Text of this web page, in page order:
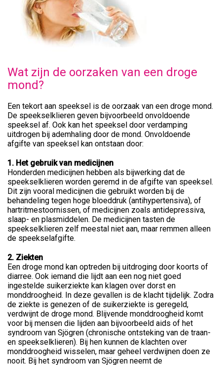
Wat zijn de oorzaken van een droge
mond?
Een tekort aan speeksel is de oorzaak van een droge mond.
De speekselklieren geven bijvoorbeeld onvoldoende
speeksel af. Ook kan het speeksel door verdamping
uitdrogen bij ademhaling door de mond. Onvoldoende
afgifte van speeksel kan ontstaan door:
1. Het gebruik van medicijnen
Honderden medicijnen hebben als bijwerking dat de
speekselklieren worden geremd in de afgifte van speeksel.
Dit zijn vooral medicijnen die gebruikt worden bij de
behandeling tegen hoge bloeddruk (antihypertensiva), of
hartritmestoornissen, of medicijnen zoals antidepressiva,
slaap- en plasmiddelen. De medicijnen tasten de
speekselklieren zelf meestal niet aan, maar remmen alleen
de speekselafgifte.
2. Ziekten
Een droge mond kan optreden bij uitdroging door koorts of
diarree. Ook iemand die lijdt aan een nog niet goed
ingestelde suikerziekte kan klagen over dorst en
monddroogheid. In deze gevallen is de klacht tijdelijk. Zodra
de ziekte is genezen of de suikerziekte is geregeld,
verdwijnt de droge mond. Blijvende monddroogheid komt
voor bij mensen die lijden aan bijvoorbeeld aids of het
syndroom van Sjögren (chronische ontsteking van de traan-
en speekselklieren). Bij hen kunnen de klachten over
monddroogheid wisselen, maar geheel verdwijnen doen ze
nooit. Bij het syndroom van Sjögren neemt de